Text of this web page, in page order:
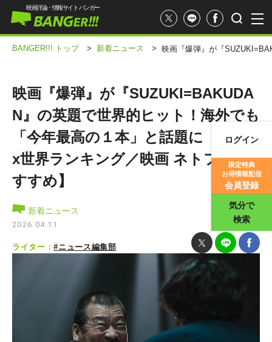
映画記事
映画評論・情報サイト バンガー
ログイン
限定特典
お得情報配信
会員登録
気分で
検索
BANGER!!! トップ > 新着ニュース > 映画『爆弾』が『
映画『爆弾』が『SUZUKI=BAKUDA
N』の英題で世界的ヒット！海外でも
「今年最高の１本」と話題に【Netfli
x世界ランキング／映画 ネトフリお
すすめ】
新着ニュース
2026.04.11
ライター：#ニュース編集部